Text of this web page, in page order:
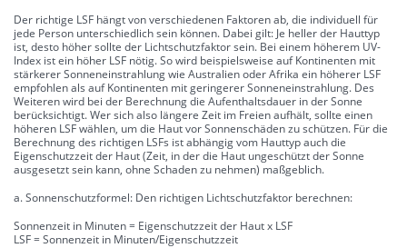
Der richtige LSF hängt von verschiedenen Faktoren ab, die individuell für
jede Person unterschiedlich sein können. Dabei gilt: Je heller der Hauttyp
ist, desto höher sollte der Lichtschutzfaktor sein. Bei einem höherem UV-
Index ist ein höher LSF nötig. So wird beispielsweise auf Kontinenten mit
stärkerer Sonneneinstrahlung wie Australien oder Afrika ein höherer LSF
empfohlen als auf Kontinenten mit geringerer Sonneneinstrahlung. Des
Weiteren wird bei der Berechnung die Aufenthaltsdauer in der Sonne
berücksichtigt. Wer sich also längere Zeit im Freien aufhält, sollte einen
höheren LSF wählen, um die Haut vor Sonnenschäden zu schützen. Für die
Berechnung des richtigen LSFs ist abhängig vom Hauttyp auch die
Eigenschutzzeit der Haut (Zeit, in der die Haut ungeschützt der Sonne
ausgesetzt sein kann, ohne Schaden zu nehmen) maßgeblich.
a. Sonnenschutzformel: Den richtigen Lichtschutzfaktor berechnen:
Sonnenzeit in Minuten = Eigenschutzzeit der Haut x LSF
LSF = Sonnenzeit in Minuten/Eigenschutzzeit